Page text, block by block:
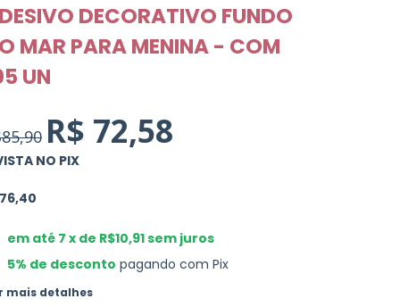
DECORATIVO FUNDO
MAR PARA MENINA - COM
UN
R$ 72,58
NO PIX
em até 7 x de R$10,91sem juros
5% de desconto pagando com Pix
mais detalhes